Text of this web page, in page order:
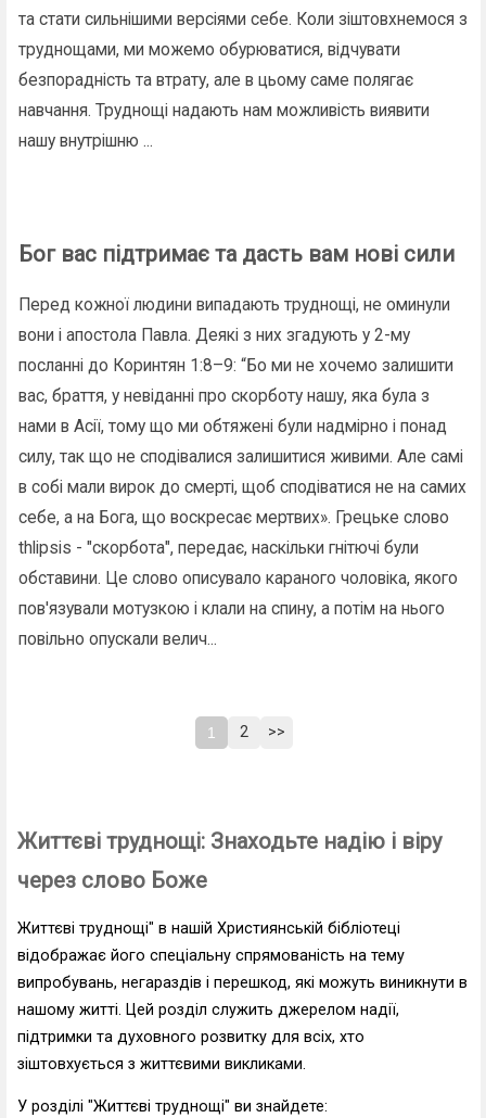
та стати сильнішими версіями себе. Коли зіштовхнемося з
труднощами, ми можемо обурюватися, відчувати
безпорадність та втрату, але в цьому саме полягає
навчання. Труднощі надають нам можливість виявити
нашу внутрішню ...
Бог вас підтримає та дасть вам нові сили
Перед кожної людини випадають труднощі, не оминули
вони і апостола Павла. Деякі з них згадують у 2-му
посланні до Коринтян 1:8–9: “Бо ми не хочемо залишити
вас, браття, у невіданні про скорботу нашу, яка була з
нами в Асії, тому що ми обтяжені були надмірно і понад
силу, так що не сподівалися залишитися живими. Але самі
в собі мали вирок до смерті, щоб сподіватися не на самих
себе, а на Бога, що воскресає мертвих». Грецьке слово
thlipsis - "скорбота", передає, наскільки гнітючі були
обставини. Це слово описувало караного чоловіка, якого
пов'язували мотузкою і клали на спину, а потім на нього
повільно опускали велич...
1 2 >>
Життєві труднощі: Знаходьте надію і віру
через слово Боже
Життєві труднощі" в нашій Християнській бібліотеці
відображає його спеціальну спрямованість на тему
випробувань, негараздів і перешкод, які можуть виникнути в
нашому житті. Цей розділ служить джерелом надії,
підтримки та духовного розвитку для всіх, хто
зіштовхується з життєвими викликами.
У розділі "Життєві труднощі" ви знайдете: